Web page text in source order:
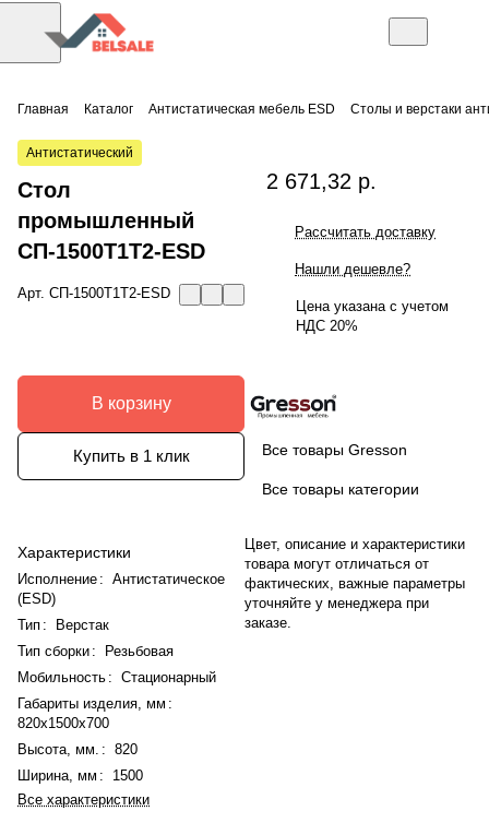
Главная Каталог Антистатическая мебель ESD Столы и верстаки
Антистатический
Стол
промышленный
СП-1500Т1Т2-ESD
Арт. СП-1500Т1Т2-ESD
В корзину
Купить в 1 клик
Характеристики
Исполнение : Антистатическое
(ESD)
Тип :
Верстак
Тип сборки:
Резьбовая
Мобильность : Стационарный
Габариты изделия, мм :
820x1500x700
Высота, мм. : 820
Ширина, мм :
1500
Все характеристики
2 671,32 р.
Рассчитать доставку
Нашли дешевле?
Цена указана с учетом
НДС 20%
Все товары Gresson
Все товары категории
Цвет, описание и характеристики
товара могут отличаться от
фактических, важные параметры
уточняйте у менеджера при
заказе.